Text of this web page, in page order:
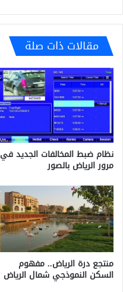
مقالات ذات صلة
نظام ضبط المخالفات الجديد في
مرور الرياض بالصور
منتجع درة الرياض.. مفهوم
السكن النموذجي شمال الرياض